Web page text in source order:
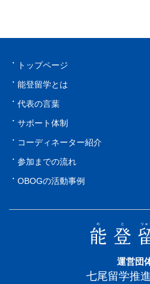
トップページ
能登留学とは
代表の言葉
サポート体制
コーディネーター紹介
参加までの流れ
OBOGの活動事例
運営団
七尾留学推